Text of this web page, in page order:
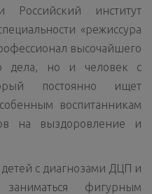
институт
«режиссура
высочайшего
дела, но и человек с
постоянно ищет
воспитанникам
на выздоровление и
с диагнозами ДЦП и
фигурным